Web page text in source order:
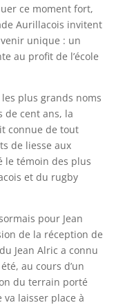
ce moment fort,
Aurillacois invitent
unique : un
au profit de l’école
plus grands noms
cent ans, la
connue de tout
de liesse aux
le témoin des plus
et du rugby
pour Jean
de la réception de
Jean Alric a connu
au cours d’un
du terrain porté
laisser place à